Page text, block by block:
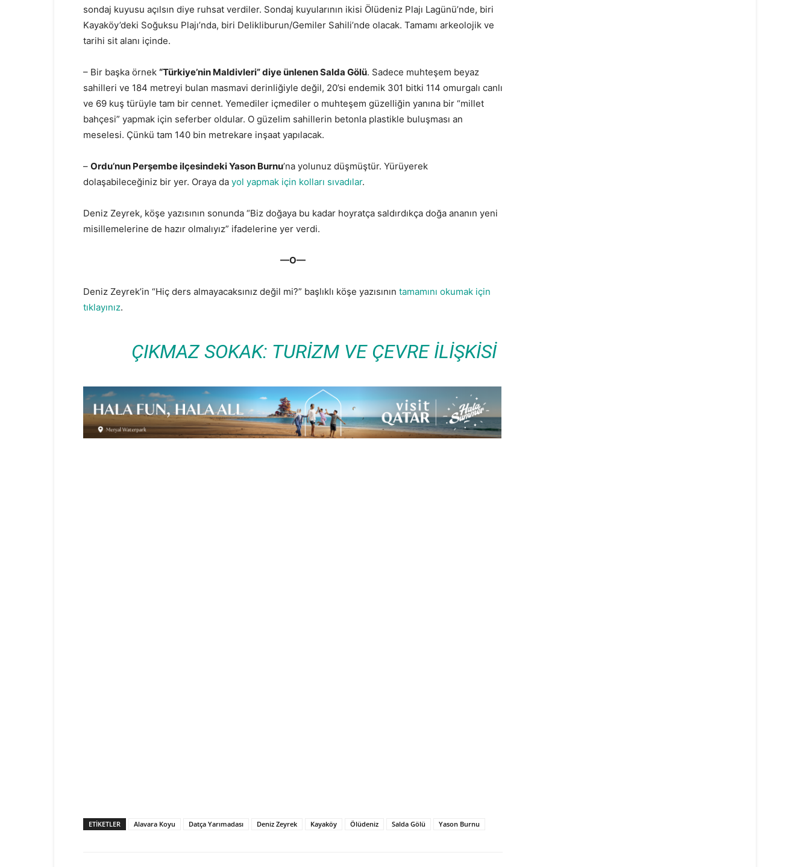
sondaj kuyusu açılsın diye ruhsat verdiler. Sondaj kuyularının ikisi Ölüdeniz Plajı Lagünü’nde, biri
Kayaköy’deki Soğuksu Plajı’nda, biri Delikliburun/Gemiler Sahili’nde olacak. Tamamı arkeolojik ve
tarihi sit alanı içinde.
– Bir başka örnek “Türkiye’nin Maldivleri” diye ünlenen Salda Gölü. Sadece muhteşem beyaz
sahilleri ve 184 metreyi bulan masmavi derinliğiyle değil, 20’si endemik 301 bitki 114 omurgalı canlı
ve 69 kuş türüyle tam bir cennet. Yemediler içmediler o muhteşem güzelliğin yanına bir “millet
bahçesi” yapmak için seferber oldular. O güzelim sahillerin betonla plastikle buluşması an
meselesi. Çünkü tam 140 bin metrekare inşaat yapılacak.
– Ordu’nun Perşembe ilçesindeki Yason Burnu’na yolunuz düşmüştür. Yürüyerek
dolaşabileceğiniz bir yer. Oraya da yol yapmak için kolları sıvadılar.
Deniz Zeyrek, köşe yazısının sonunda “Biz doğaya bu kadar hoyratça saldırdıkça doğa ananın yeni
misillemelerine de hazır olmalıyız” ifadelerine yer verdi.
—O—
Deniz Zeyrek’in “Hiç ders almayacaksınız değil mi?” başlıklı köşe yazısının tamamını okumak için
tıklayınız.
ÇIKMAZ SOKAK: TURIZM VE ÇEVRE ILIŞKISI
ETIKETLER Alavara Koyu Datça Yarımadası Deniz Zeyrek Kayaköy Ölüdeniz Salda Gölü Yason Burnu